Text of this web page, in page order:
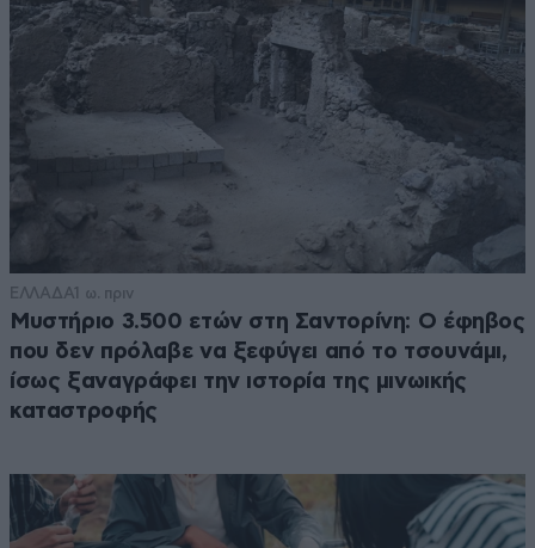
ΕΛΛΑΔΑ1 ω. πριν
Μυστήριο 3.500 ετών στη Σαντορίνη: Ο έφηβος
που δεν πρόλαβε να ξεφύγει από το τσουνάμι,
ίσως ξαναγράφει την ιστορία της μινωικής
καταστροφής